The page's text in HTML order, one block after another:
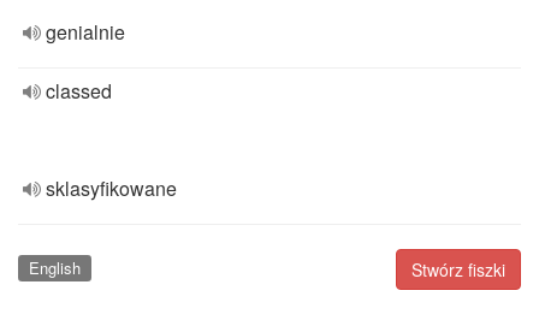
genialnie
classed
sklasyfikowane
Stwórz fiszki
English